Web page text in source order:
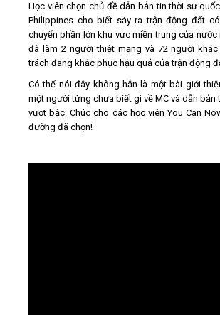
Kiến thức
Liên hệ - Đăng ký
Học viên chọn chủ đề dẫn bản tin thời sự
Philippines cho biết sảy ra trận động đất
chuyển phần lớn khu vực miền trung của
đã làm 2 người thiệt mạng và 72 người
trách đang khắc phục hậu quả của trận động
Có thể nói đây không hẳn là một bài giới
một người từng chưa biết gì về MC và dẫn
vượt bậc. Chúc cho các học viên You Can
đường đã chọn!